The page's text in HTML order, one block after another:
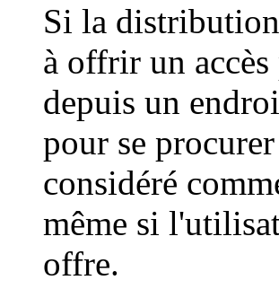
Si la
à offrir un
depuis un
pour se
considéré
même si
offre.